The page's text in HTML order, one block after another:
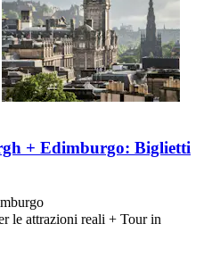
+ Edimburgo: Biglietti
le attrazioni reali + Tour in